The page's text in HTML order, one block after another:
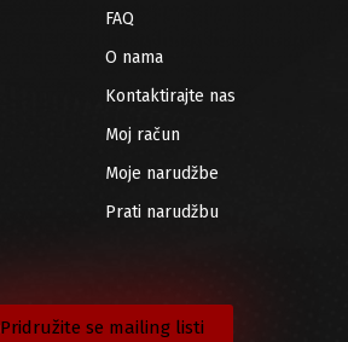
FAQ
O nama
Kontaktirajte nas
Moj račun
Moje narudžbe
Prati narudžbu
Pridružite se mailing listi